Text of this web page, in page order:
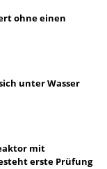
ohne einen
unter Wasser
mit
erste Prüfung